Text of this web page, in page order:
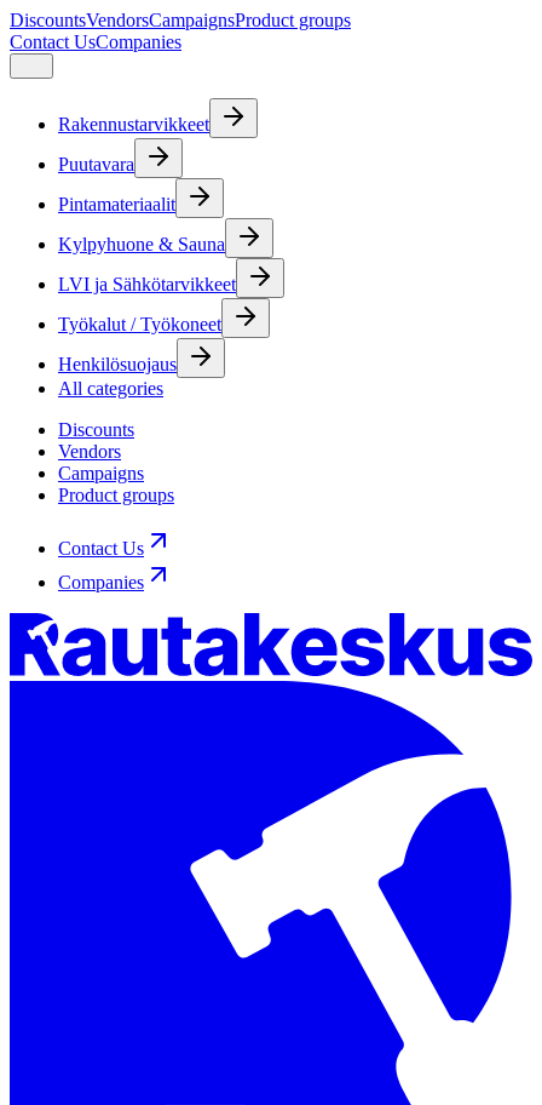
DiscountsVendorsCampaignsProduct groups
Contact UsCompanies
Rakennustarvikkeet
Puutavara
Pintamateriaalit
Kylpyhuone & Sauna
LVI ja Sähkötarvikkeet
Työkalut / Työkoneet
Henkilösuojaus
All categories
Discounts
Vendors
Campaigns
Product groups
Contact Us
Companies